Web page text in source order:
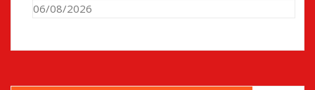
06/08/2026